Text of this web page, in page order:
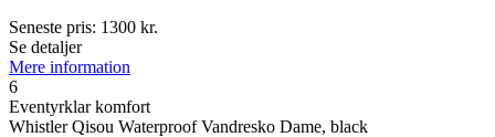
Seneste pris: 1300 kr.
Se detaljer
Mere information
6
Eventyrklar komfort
Whistler Qisou Waterproof Vandresko Dame, black